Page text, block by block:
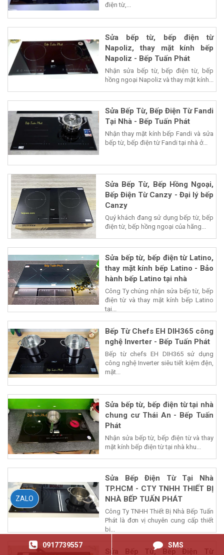
điện từ,...
Sửa bếp từ, bếp điện từ
Napoliz, thay mặt kính bếp
Napoliz - Bếp Tuấn Phát
Nhận sửa bếp từ, bếp điện từ, bếp
hồng ngoại Napoliz và thay mặt kính...
Sửa Bếp Từ, Bếp Điện Từ Fandi
Tại Nhà - Bếp Tuấn Phát
Nhận thay mặt kính bếp Fandi và sửa
bếp từ, bếp điện từ Fandi tại nhà ở...
Sửa Bếp Từ, Bếp Hồng Ngoại,
Bếp Điện Từ Canzy - Đại lý bếp
Canzy
Quý khách đang sử dụng bếp từ, bếp
điện từ, bếp hồng ngoại của hãng...
Sửa bếp từ, bếp điện từ Latino,
thay mặt kính bếp Latino - Bảo
hành bếp Latino tại nhà
Công Ty chúng nhận sửa bếp từ, bếp
điện từ và thay mặt kính bếp Latino
tại...
Bếp Từ Chefs EH DIH365 công
nghệ Inverter - Bếp Tuấn Phát
Bếp từ chefs EH DIH365 sử dụng
công nghệ Inverter siêu tiết kiệm đện,
mặt...
Sửa bếp từ, bếp điện từ tại nhà
chung cư Thái An - Bếp Tuấn
Phát
Nhận sửa bếp từ, bếp điện từ và thay
mặt kính bếp điện từ tại nhà khu...
Sửa Bếp Điện Từ Tại Nhà
TP.HCM - CTY TNHH THIẾT BỊ
NHÀ BẾP TUẤN PHÁT
Công Ty TNHH Thiết Bị Nhà Bếp Tuấn
Phát là đơn vị chuyên cung cấp thiết
bị...
Sửa Bếp Từ, Bếp Điện Từ
0917739557 SMS
ZALO